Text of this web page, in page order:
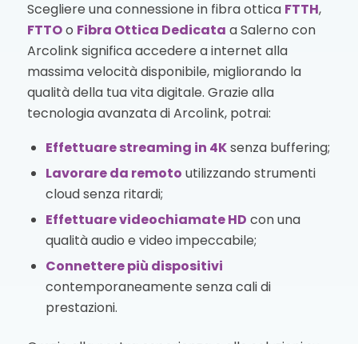
Scegliere una connessione in fibra ottica FTTH,
FTTOo Fibra Ottica Dedicata a Salerno con
Arcolink significa accedere a internet alla
massima velocità disponibile, migliorando la
qualità della tua vita digitale. Grazie alla
tecnologia avanzata di Arcolink, potrai:
Effettuare streaming in 4Ksenza buffering;
Lavorare da remoto utilizzando strumenti
cloud senza ritardi;
Effettuare videochiamate HD con una
qualità audio e video impeccabile;
Connettere più dispositivi
contemporaneamente senza cali di
prestazioni.